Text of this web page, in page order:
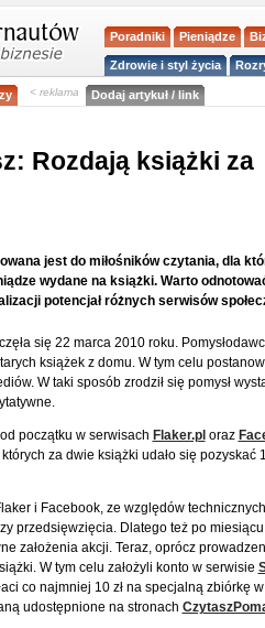
Poradniki Pieniądze
Zdrowie i styl życia
< reklama Dodaj artykuł / link
Rozdają książki za
jest do miłośników czytania, dla
wydane na książki. Warto
potencjał różnych serwisów
się 22 marca 2010 roku.
książek z domu. W tym celu
W taki sposób zrodził się pomysł
początku w serwisach Flaker.pl oraz
za dwie książki udało się pozyskać
i Facebook, ze względów
przedsięwzięcia. Dlatego też po miesiącu
założenia akcji. Teraz, oprócz
W tym celu założyli konto w serwisie
co najmniej 10 zł na specjalną zbiórkę
udostępnione na stronach